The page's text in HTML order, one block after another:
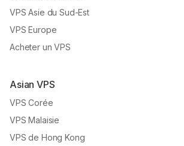
VPS Asie du Sud-Est
VPS Europe
Acheter un VPS
Asian VPS
VPS Corée
VPS Malaisie
VPS de Hong Kong